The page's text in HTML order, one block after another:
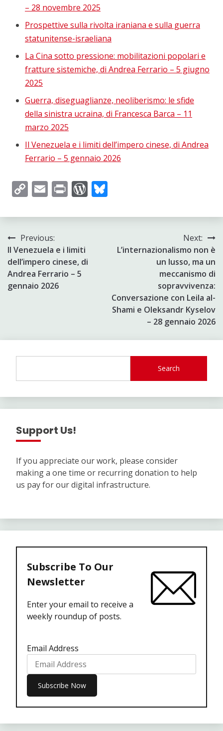
– 28 novembre 2025
Prospettive sulla rivolta iraniana e sulla guerra
statunitense-israeliana
La Cina sotto pressione: mobilitazioni popolari e
fratture sistemiche, di Andrea Ferrario – 5 giugno
2025
Guerra, diseguaglianze, neoliberismo: le sfide
della sinistra ucraina, di Francesca Barca – 11
marzo 2025
Il Venezuela e i limiti dell’impero cinese, di Andrea
Ferrario – 5 gennaio 2026
CopyEmailPrintWordPress
Post
navigation
Previous:
Il Venezuela e i limiti
dell’impero cinese, di
Andrea Ferrario – 5
gennaio 2026
Next:
L’internazionalismo non è
un lusso, ma un
meccanismo di
sopravvivenza:
Conversazione con Leila al-
Shami e Oleksandr Kyselov
– 28 gennaio 2026
Search
Support Us!
If you appreciate our work, please consider
making a one time or recurring donation to help
us pay for our digital infrastructure.
Subscribe To Our
Newsletter
Enter your email to receive a
weekly roundup of posts.
Email Address